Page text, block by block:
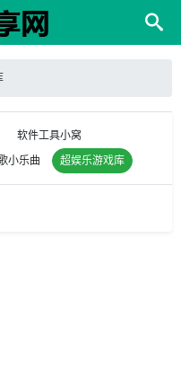
软件工具小窝
小乐曲 超娱乐游戏库